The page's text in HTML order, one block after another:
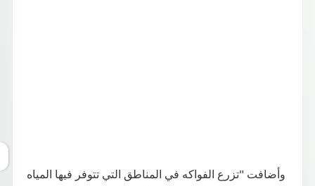
وأضافت "تزرع الفواكه في المناطق التي تتوفر فيها المياه